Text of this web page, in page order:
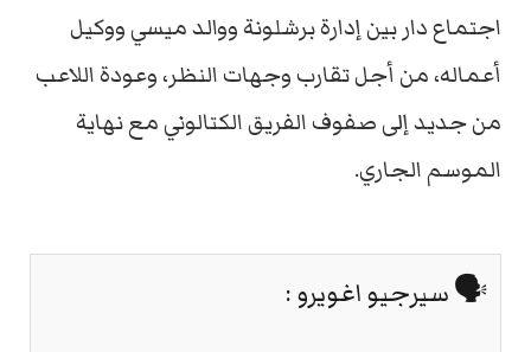
اجتماع دار بين إدارة برشلونة ووالد ميسي ووكيل
أعماله، من أجل تقارب وجهات النظر، وعودة اللاعب
من جديد إلى صفوف الفريق الكتالوني مع نهاية
الموسم الجاري.
🗣 سيرجيو اغويرو :